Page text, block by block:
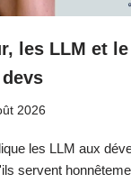
les LLM et
2026
les LLM aux
servent